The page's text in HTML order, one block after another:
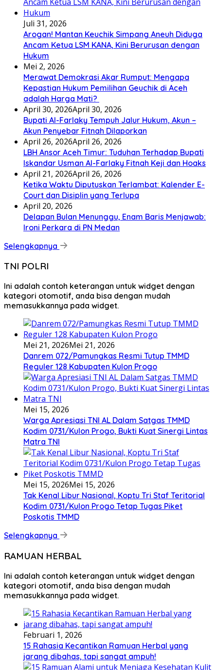
Juli 31, 2026
Arogan! Mantan Keuchik Simpang Aneuh Diduga
Ancam Ketua LSM KANA, Kini Berurusan dengan
Hukum
Mei 2, 2026
Merawat Demokrasi Akar Rumput: Mengapa
Kepastian Hukum Pemilihan Geuchik di Aceh
adalah Harga Mati? ‎
April 30, 2026April 30, 2026
Bupati Al-Farlaky Tempuh Jalur Hukum, Akun –
Akun Penyebar Fitnah Dilaporkan
April 26, 2026April 26, 2026
LBH Ansor Aceh Timur: Tuduhan Terhadap Bupati
Iskandar Usman Al-Farlaky Fitnah Keji dan Hoaks
April 21, 2026April 26, 2026
Ketika Waktu Diputuskan Terlambat: Kalender E-
Court dan Disiplin yang Terlupa
April 20, 2026
Delapan Bulan Menunggu, Enam Baris Menjawab:
Ironi Perkara di PN Medan
Selengkapnya
TNI POLRI
Ini adalah contoh keterangan untuk widget dengan
kategori otomotif, anda bisa dengan mudah
memasukkannya pada widget.
Mei 21, 2026Mei 21, 2026
Danrem 072/Pamungkas Resmi Tutup TMMD
Reguler 128 Kabupaten Kulon Progo
Mei 15, 2026
Warga Apresiasi TNI AL Dalam Satgas TMMD
Kodim 0731/Kulon Progo, Bukti Kuat Sinergi Lintas
Matra TNI
Mei 15, 2026Mei 15, 2026
Tak Kenal Libur Nasional, Koptu Tri Staf Teritorial
Kodim 0731/Kulon Progo Tetap Tugas Piket
Poskotis TMMD
Selengkapnya
RAMUAN HERBAL
Ini adalah contoh keterangan untuk widget dengan
kategori otomotif, anda bisa dengan mudah
memasukkannya pada widget.
Februari 1, 2026
15 Rahasia Kecantikan Ramuan Herbal yang
jarang dibahas, tapi sangat ampuh!